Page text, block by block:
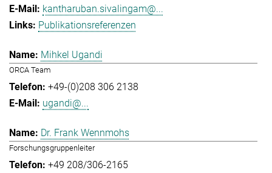
kantharuban.sivalingam@...
Publikationsreferenzen
Mihkel Ugandi
ORCA Team
+49-(0)208 306 2138
ugandi@...
Dr. Frank Wennmohs
Forschungsgruppenleiter
+49 208/306-2165